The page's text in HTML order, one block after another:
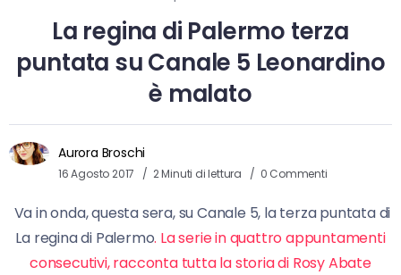
La regina di Palermo terza
puntata su Canale 5 Leonardino
è malato
Aurora Broschi
16 Agosto 2017 2 Minuti di lettura 0 Commenti
Va in onda, questa sera, su Canale 5, la terza puntata di
La regina di Palermo. La serie in quattro appuntamenti
consecutivi, racconta tutta la storia di Rosy Abate